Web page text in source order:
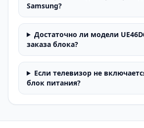
Samsung?
Достаточно ли модели
заказа блока?
Если телевизор не
блок питания?